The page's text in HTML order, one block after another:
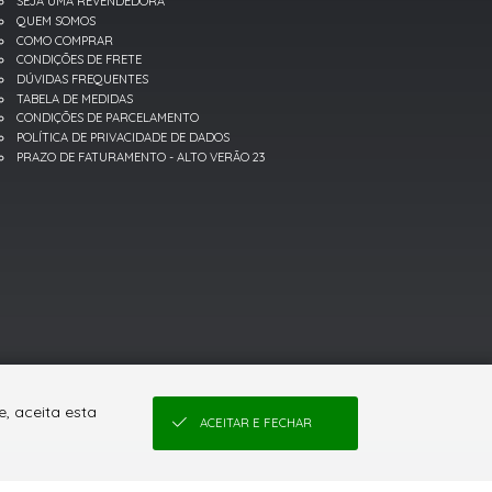
QUEM SOMOS
COMO COMPRAR
CONDIÇÕES DE FRETE
DÚVIDAS FREQUENTES
TABELA DE MEDIDAS
CONDIÇÕES DE PARCELAMENTO
POLÍTICA DE PRIVACIDADE DE DADOS
PRAZO DE FATURAMENTO - ALTO VERÃO 23
aceita esta
ACEITAR E FECHAR